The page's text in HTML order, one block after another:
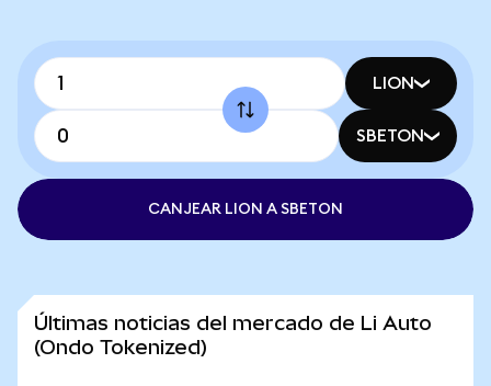
LION
SBETON
CANJEAR LION A SBETON
Últimas noticias del mercado de Li Auto
(Ondo Tokenized)